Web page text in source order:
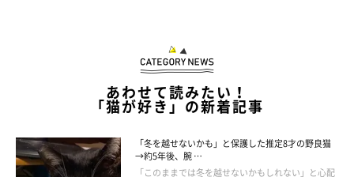
して活動を始め、現在に至ります。
@tanenecoshopさん：
一番手っ取り早くできたから。とてもわかりやすく、単純な理由
です」
あわせて読みたい！
「猫が好き」の新着記事
「冬を越せないかも」と保護した推定8才の野良猫
→約5年後、腕 …
「このままでは冬を越せないかもしれない」と心配